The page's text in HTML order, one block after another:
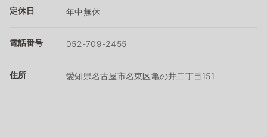
定休日 年中無休
電話番号 052-709-2455
住所 愛知県名古屋市名東区亀の井二丁目151